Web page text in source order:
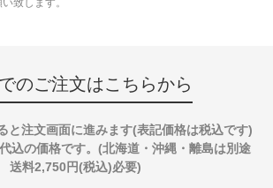
致します。
のご注文はこちらから
と注文画面に進みます(表記価格は税込です)
込の価格です。(北海道・沖縄・離島は別途
送料2,750円(税込)必要)